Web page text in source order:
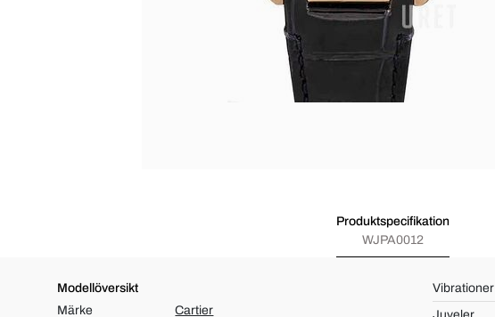
Produktspecifikation
WJPA0012
Modellöversikt
Märke
Cartier
Vibrationer